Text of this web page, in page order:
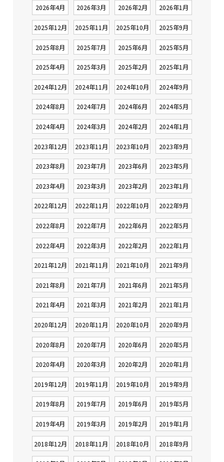
2026年4月 2026年3月 2026年2月 2026年1月
2025年12月 2025年11月 2025年10月 2025年9月
2025年8月 2025年7月 2025年6月 2025年5月
2025年4月 2025年3月 2025年2月 2025年1月
2024年12月 2024年11月 2024年10月 2024年9月
2024年8月 2024年7月 2024年6月 2024年5月
2024年4月 2024年3月 2024年2月 2024年1月
2023年12月 2023年11月 2023年10月 2023年9月
2023年8月 2023年7月 2023年6月 2023年5月
2023年4月 2023年3月 2023年2月 2023年1月
2022年12月 2022年11月 2022年10月 2022年9月
2022年8月 2022年7月 2022年6月 2022年5月
2022年4月 2022年3月 2022年2月 2022年1月
2021年12月 2021年11月 2021年10月 2021年9月
2021年8月 2021年7月 2021年6月 2021年5月
2021年4月 2021年3月 2021年2月 2021年1月
2020年12月 2020年11月 2020年10月 2020年9月
2020年8月 2020年7月 2020年6月 2020年5月
2020年4月 2020年3月 2020年2月 2020年1月
2019年12月 2019年11月 2019年10月 2019年9月
2019年8月 2019年7月 2019年6月 2019年5月
2019年4月 2019年3月 2019年2月 2019年1月
2018年12月 2018年11月 2018年10月 2018年9月